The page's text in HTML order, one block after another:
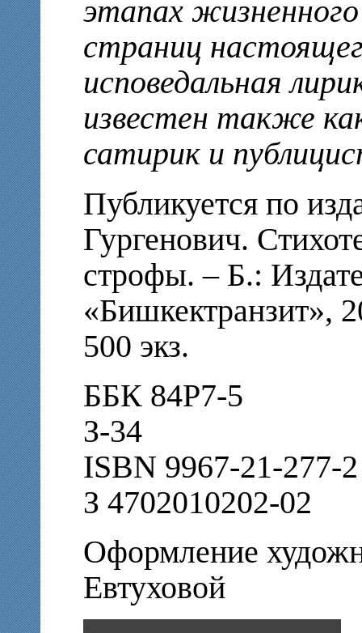
этапах
страниц
исповедальная
известен также
сатирик и
Публикуется по
Гургенович.
строфы. – Б.:
«Бишкектранзит»,
500 экз.
ББК 84Р7-5
З-34
ISBN 9967-21-277-2
З 4702010202-02
Оформление
Евтуховой